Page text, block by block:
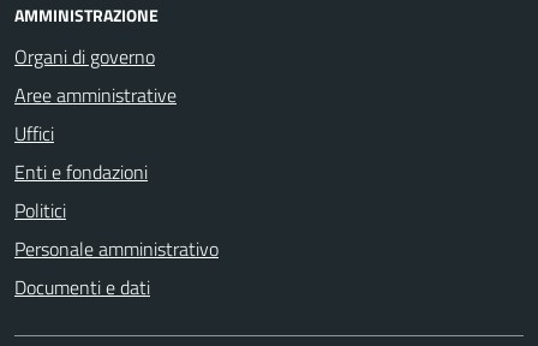
AMMINISTRAZIONE
Organi di governo
Aree amministrative
Uffici
Enti e fondazioni
Politici
Personale amministrativo
Documenti e dati